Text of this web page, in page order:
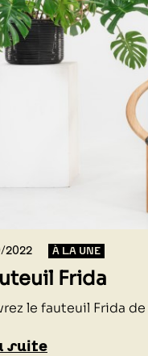
2022 À LA UNE
Frida
le fauteuil Frida
suite